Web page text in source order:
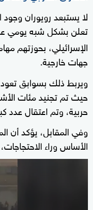
لا يستبعد رويوران
تعلن بشكل شبه يومي
الإسرائيلي، بحوزتهم
جهات خارجية.
حيث تم تجنيد مئات
حربية، وتم اعتقال عدد
وفي المقابل، يؤكد أن
الأساس وراء